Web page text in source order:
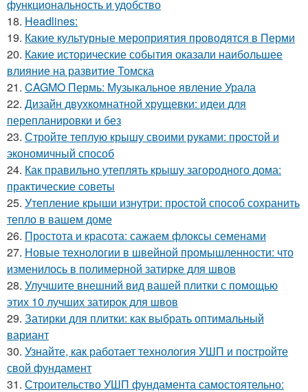
функциональность и удобство
18. Headlines:
19. Какие культурные мероприятия проводятся в Перми
20. Какие исторические события оказали наибольшее
влияние на развитие Томска
21. CAGMO Пермь: Музыкальное явление Урала
22. Дизайн двухкомнатной хрущевки: идеи для
перепланировки и без
23. Стройте теплую крышу своими руками: простой и
экономичный способ
24. Как правильно утеплять крышу загородного дома:
практические советы
25. Утепление крыши изнутри: простой способ сохранить
тепло в вашем доме
26. Простота и красота: сажаем флоксы семенами
27. Новые технологии в швейной промышленности: что
изменилось в полимерной затирке для швов
28. Улучшите внешний вид вашей плитки с помощью
этих 10 лучших затирок для швов
29. Затирки для плитки: как выбрать оптимальный
вариант
30. Узнайте, как работает технология УШП и постройте
свой фундамент
31. Строительство УШП фундамента самостоятельно: